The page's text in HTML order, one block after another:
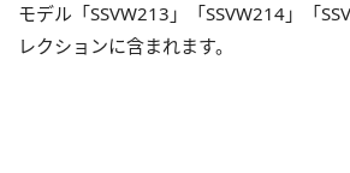
モデル「SSVW213」「SSVW214」「
レクションに含まれます。